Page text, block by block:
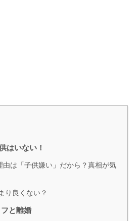
はいない！
由は「子供嫌い」だから？真相が気
り良くない？
と離婚